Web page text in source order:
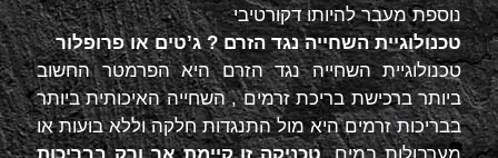
נוספת מעבר להיותו דקורטיבי
טכנולוגיית השחייה נגד הזרם ? ג’טים או פרופלור
טכנולוגיית השחייה נגד הזרם היא הפרמטר החשוב
ביותר ברכישת בריכת זרמים , השחייה האיכותית ביותר
בבריכות זרמים היא מול התנגדות חלקה וללא בועות או